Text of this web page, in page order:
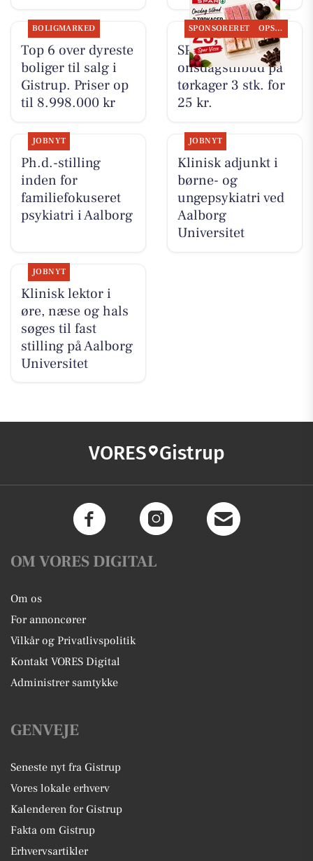
BOLIGMARKED
Top 6 over dyreste
boliger til salg i
Gistrup. Priser op
til 8.998.000 kr
SPONSORERET OPSLAGSTAVLEN
SPAR Visse har
onsdagstilbud på
tørkager 3 stk. for
25 kr.
JOBNYT
Ph.d.-stilling
inden for
familiefokuseret
psykiatri i Aalborg
JOBNYT
Klinisk adjunkt i
børne- og
ungepsykiatri ved
Aalborg
Universitet
JOBNYT
Klinisk lektor i
øre, næse og hals
søges til fast
stilling på Aalborg
Universitet
VORES Gistrup
OM VORES DIGITAL
Om os
For annoncører
Vilkår og Privatlivspolitik
Kontakt VORES Digital
Administrer samtykke
GENVEJE
Seneste nyt fra Gistrup
Vores lokale erhverv
Kalenderen for Gistrup
Fakta om Gistrup
Erhvervsartikler